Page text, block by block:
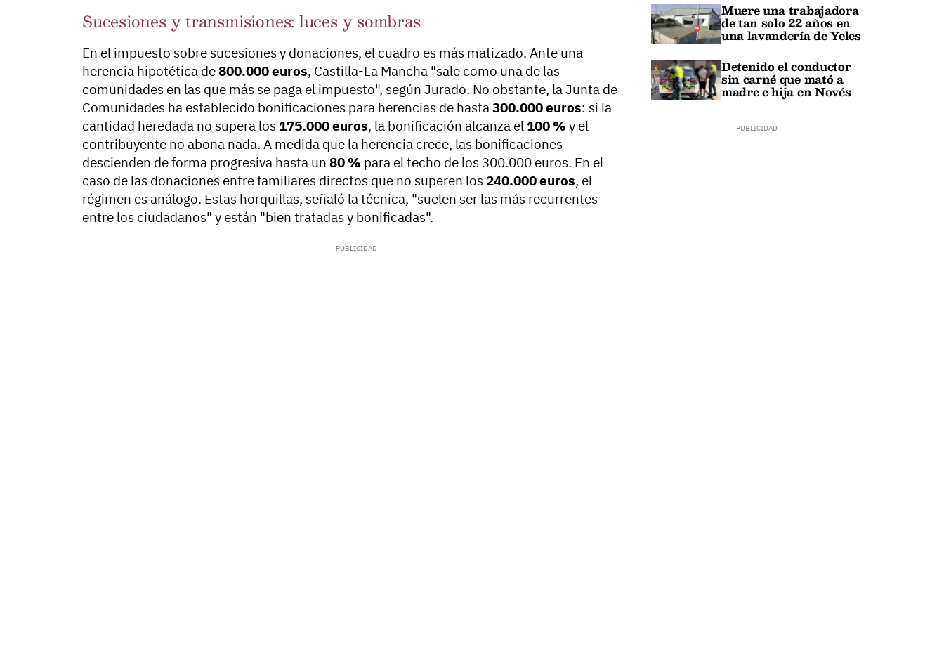
Sucesiones y transmisiones: luces y sombras
En el impuesto sobre sucesiones y donaciones, el cuadro es más matizado. Ante una
herencia hipotética de800.000 euros, Castilla-La Mancha "sale como una de las
comunidades en las que más se paga el impuesto", según Jurado. No obstante, la Junta de
Comunidades ha establecido bonificaciones para herencias de hasta300.000 euros: si la
cantidad heredada no supera los 175.000 euros, la bonificación alcanza el 100 % y el
contribuyente no abona nada. A medida que la herencia crece, las bonificaciones
descienden de forma progresiva hasta un 80 % para el techo de los 300.000 euros. En el
caso de las donaciones entre familiares directos que no superen los 240.000 euros, el
régimen es análogo. Estas horquillas, señaló la técnica, "suelen ser las más recurrentes
entre los ciudadanos" y están "bien tratadas y bonificadas".
Muere una trabajadora
de tan solo 22 años en
una lavandería de Yeles
Detenido el conductor
sin carné que mató a
madre e hija en Novés